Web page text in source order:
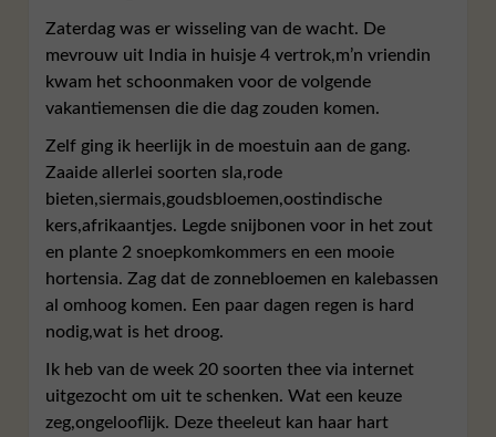
Zaterdag was er wisseling van de wacht. De
mevrouw uit India in huisje 4 vertrok,m’n vriendin
kwam het schoonmaken voor de volgende
vakantiemensen die die dag zouden komen.
Zelf ging ik heerlijk in de moestuin aan de gang.
Zaaide allerlei soorten sla,rode
bieten,siermais,goudsbloemen,oostindische
kers,afrikaantjes. Legde snijbonen voor in het zout
en plante 2 snoepkomkommers en een mooie
hortensia. Zag dat de zonnebloemen en kalebassen
al omhoog komen. Een paar dagen regen is hard
nodig,wat is het droog.
Ik heb van de week 20 soorten thee via internet
uitgezocht om uit te schenken. Wat een keuze
zeg,ongelooflijk. Deze theeleut kan haar hart